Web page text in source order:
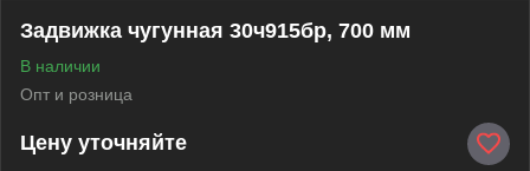
Задвижка чугунная 30ч915бр, 700 мм
В наличии
Опт и розница
Цену уточняйте